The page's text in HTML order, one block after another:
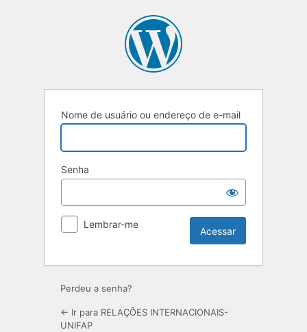
Nome de usuário ou endereço de e-mail
Senha
Lembrar-me
Perdeu a senha?
← Ir para RELAÇÕES INTERNACIONAIS-
UNIFAP